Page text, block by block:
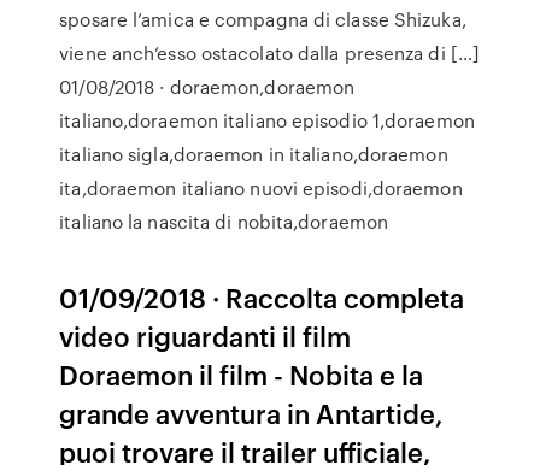
sposare l’amica e compagna di classe Shizuka,
viene anch’esso ostacolato dalla presenza di […]
01/08/2018 · doraemon,doraemon
italiano,doraemon italiano episodio 1,doraemon
italiano sigla,doraemon in italiano,doraemon
ita,doraemon italiano nuovi episodi,doraemon
italiano la nascita di nobita,doraemon
01/09/2018 · Raccolta completa
video riguardanti il film
Doraemon il film - Nobita e la
grande avventura in Antartide,
puoi trovare il trailer ufficiale,